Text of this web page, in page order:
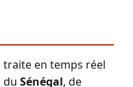
en temps réel
du Sénégal, de